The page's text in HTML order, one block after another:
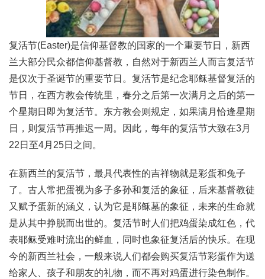
复活节(Easter)是信仰基督教的国家的一个重要节日，新西
兰大部分民众都信仰基督教，自然对于新西兰人而言复活节
是仅次于圣诞节的重要节日。复活节是纪念耶稣基督复活的
节日，在西方教会传统里，春分之后第一次满月之后的第一
个星期日即为复活节。东方教会则规定，如果满月恰逢星期
日，则复活节再推迟一周。因此，每年的复活节大致在3月
22日至4月25日之间。
在新西兰的复活节，最具代表性的吉祥物就是彩蛋和兔子
了。古人常把蛋视为多子多孙和复活的象征，后来基督教徒
又赋予蛋新的涵义，认为它是耶稣墓的象征，未来的生命就
是从其中挣脱而出世的。复活节时人们把鸡蛋染成红色，代
表耶稣受难时流出的鲜血，同时也象征复活后的快乐。在现
今的新西兰社会，一般来说人们都会购买复活节彩蛋作为送
给家人、孩子和朋友的礼物，而不再对鸡蛋进行染色制作。